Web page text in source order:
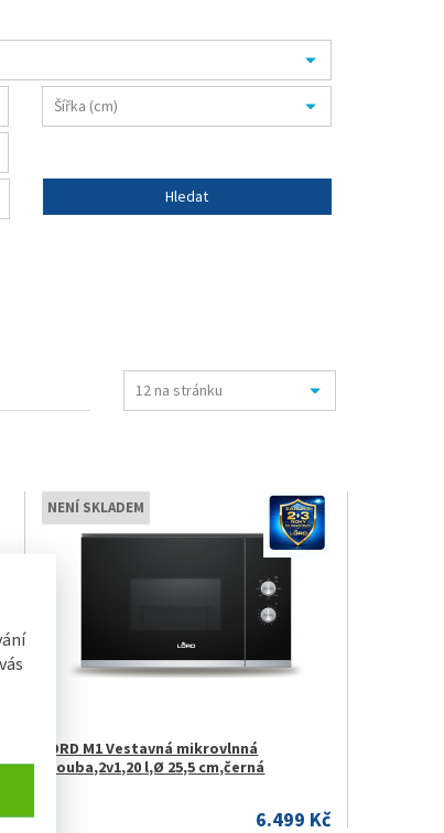
NENÍ SKLADEM
LORD M1 Vestavná mikrovlnná
trouba,2v1,20 l,Ø 25,5 cm,černá
6.499 Kč